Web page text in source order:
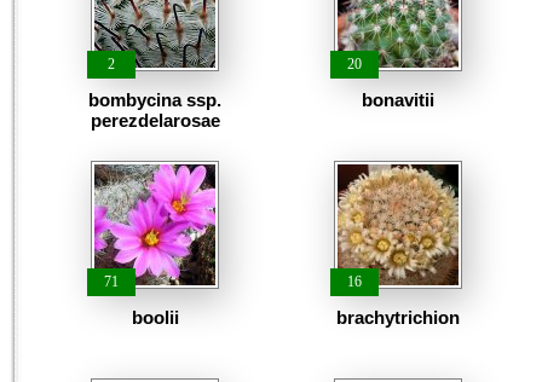
2
bombycina ssp.
perezdelarosae
20
bonavitii
71
boolii
16
brachytrichion